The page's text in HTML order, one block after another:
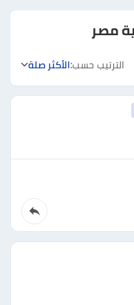
مصر
الترتيب حسب:الأكثر صلة